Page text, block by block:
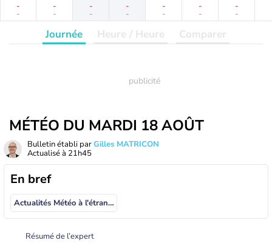
-
-
-
-
-
-
-
-
-
-
-
-
-
-
Journée Heure / Heure Comparer
MÉTÉO DU MARDI 18 AOÛT
Bulletin établi parGilles MATRICON
Actualisé à 21h45
En bref
Actualités Météo à l'étranger
Résumé de l’expert